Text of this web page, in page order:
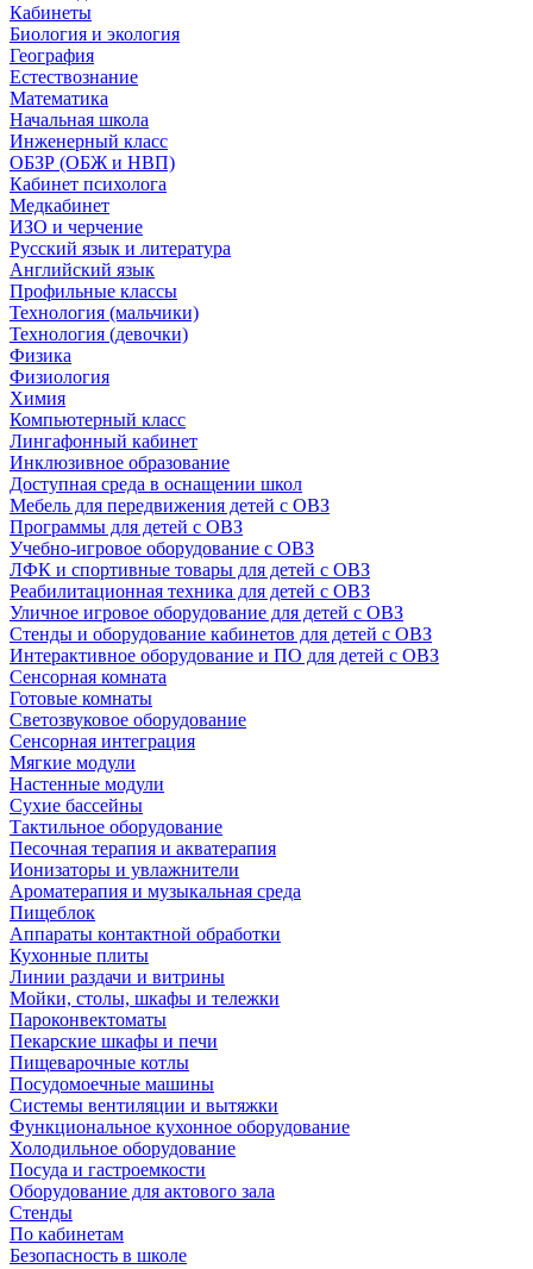
Кабинеты
Биология и экология
География
Естествознание
Математика
Начальная школа
Инженерный класс
ОБЗР (ОБЖ и НВП)
Кабинет психолога
Медкабинет
ИЗО и черчение
Русский язык и литература
Английский язык
Профильные классы
Технология (мальчики)
Технология (девочки)
Физика
Физиология
Химия
Компьютерный класс
Лингафонный кабинет
Инклюзивное образование
Доступная среда в оснащении школ
Мебель для передвижения детей с ОВЗ
Программы для детей с ОВЗ
Учебно-игровое оборудование с ОВЗ
ЛФК и спортивные товары для детей с ОВЗ
Реабилитационная техника для детей с ОВЗ
Уличное игровое оборудование для детей с ОВЗ
Стенды и оборудование кабинетов для детей с ОВЗ
Интерактивное оборудование и ПО для детей с ОВЗ
Сенсорная комната
Готовые комнаты
Светозвуковое оборудование
Сенсорная интеграция
Мягкие модули
Настенные модули
Сухие бассейны
Тактильное оборудование
Песочная терапия и акватерапия
Ионизаторы и увлажнители
Ароматерапия и музыкальная среда
Пищеблок
Аппараты контактной обработки
Кухонные плиты
Линии раздачи и витрины
Мойки, столы, шкафы и тележки
Пароконвектоматы
Пекарские шкафы и печи
Пищеварочные котлы
Посудомоечные машины
Системы вентиляции и вытяжки
Функциональное кухонное оборудование
Холодильное оборудование
Посуда и гастроемкости
Оборудование для актового зала
Стенды
По кабинетам
Безопасность в школе